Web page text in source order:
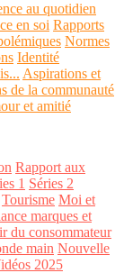
au quotidien
en soi Rapports
Normes
Identité
Aspirations et
de la communauté
et amitié
Rapport aux
1 Séries 2
Tourisme Moi et
marques et
du consommateur
main Nouvelle
2025